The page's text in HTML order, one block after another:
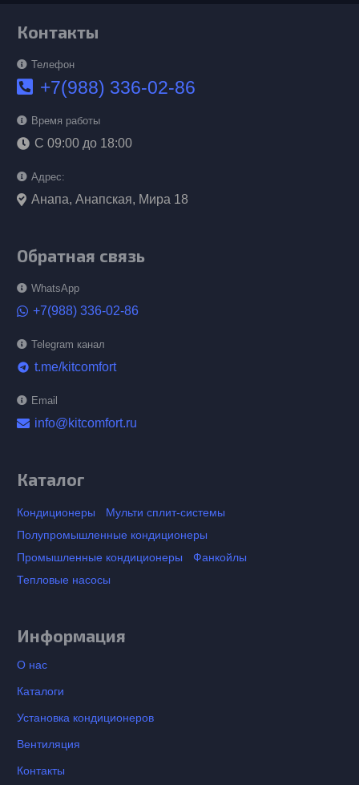
Контакты
Телефон
+7(988) 336-02-86
Время работы
С 09:00 до 18:00
Адрес:
Анапа, Анапская, Мира 18
Обратная связь
WhatsApp
+7(988) 336-02-86
Telegram канал
telegram t.me/kitcomfort
Email
info@kitcomfort.ru
Каталог
Кондиционеры
Мульти сплит-системы
Полупромышленные кондиционеры
Промышленные кондиционеры
Фанкойлы
Тепловые насосы
Информация
О нас
Каталоги
Установка кондиционеров
Вентиляция
Контакты